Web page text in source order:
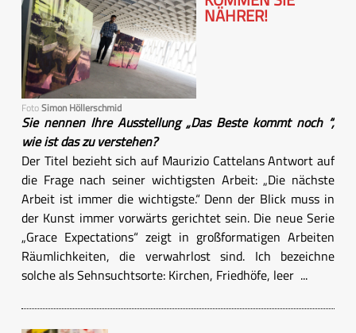
FotoSimon Höllerschmid
NÄHRER!
Sie nennen Ihre Ausstellung „Das Beste kommt noch “,
wie ist das zu verstehen?
Der Titel bezieht sich auf Maurizio Cattelans Antwort auf
die Frage nach seiner wichtigsten Arbeit: „Die nächste
Arbeit ist immer die wichtigste.“ Denn der Blick muss in
der Kunst immer vorwärts gerichtet sein. Die neue Serie
„Grace Expectations“ zeigt in großformatigen Arbeiten
Räumlichkeiten, die verwahrlost sind. Ich bezeichne
solche als Sehnsuchtsorte: Kirchen, Friedhöfe, leer ...